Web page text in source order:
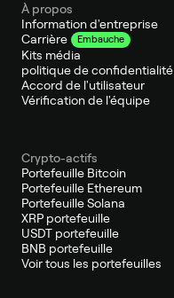
À propos
Information d'entreprise
Carrière
Embauche
Kits média
politique de confidentialité
Accord de l'utilisateur
Vérification de l'équipe
Crypto-actifs
Portefeuille Bitcoin
Portefeuille Ethereum
Portefeuille Solana
XRP portefeuille
USDT portefeuille
BNB portefeuille
Voir tous les portefeuilles